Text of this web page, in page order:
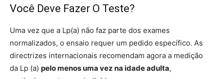
Você Deve Fazer O Teste?
Uma vez que a Lp(a) não faz parte dos exames
normalizados, o ensaio requer um pedido específico. As
directrizes internacionais recomendam agora a medição
da Lp (a) pelo menos uma vez na idade adulta,